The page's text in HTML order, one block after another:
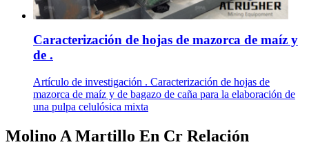
Caracterización de hojas de mazorca de maíz y
de .
Artículo de investigación . Caracterización de hojas de
mazorca de maíz y de bagazo de caña para la elaboración de
una pulpa celulósica mixta
Molino A Martillo En Cr Relación